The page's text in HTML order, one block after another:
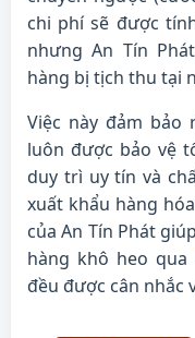
chi phí sẽ được
nhưng An Tín
hàng bị tịch thu tại
Việc này đảm bảo
luôn được bảo vệ
duy trì uy tín và
xuất khẩu hàng
của An Tín Phát
hàng khô heo
đều được cân nhắc